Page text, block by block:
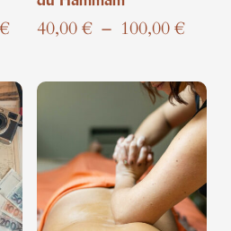
€Plage
110,00 €
à
490,00 €
40,00€ – 100,00€Plage
40,00
à